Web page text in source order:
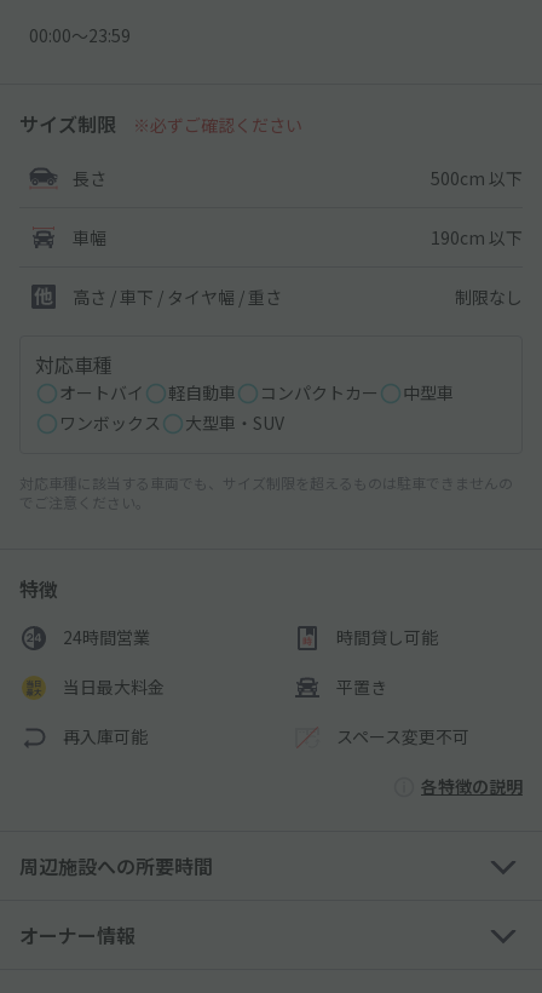
00:00〜23:59
サイズ制限 ※必ずご確認ください
長さ 500cm 以下
車幅 190cm 以下
高さ / 車下 / タイヤ幅 / 重さ 制限なし
対応車種
オートバイ 軽自動車 コンパクトカー
中型車
ワンボックス
大型車・SUV
対応車種に該当する車両でも、サイズ制限を超えるものは駐車できませんの
でご注意ください。
特徴
24時間営業 時間貸し可能
当日最大料金 平置き
再入庫可能 スペース変更不可
各特徴の説明
周辺施設への所要時間
オーナー情報